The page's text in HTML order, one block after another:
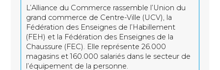
L’Alliance du Commerce rassemble l’Union du
grand commerce de Centre-Ville (UCV), la
Fédération des Enseignes de l’Habillement
(FEH) et la Fédération des Enseignes de la
Chaussure (FEC). Elle représente 26.000
magasins et 160.000 salariés dans le secteur de
l’équipement de la personne.